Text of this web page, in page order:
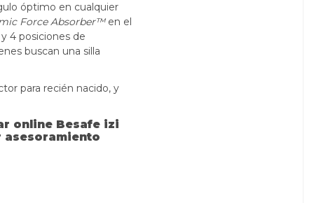
óptimo en cualquier
Force Absorber™en el
4 posiciones de
buscan una silla
para recién nacido, y
online Besafe izi